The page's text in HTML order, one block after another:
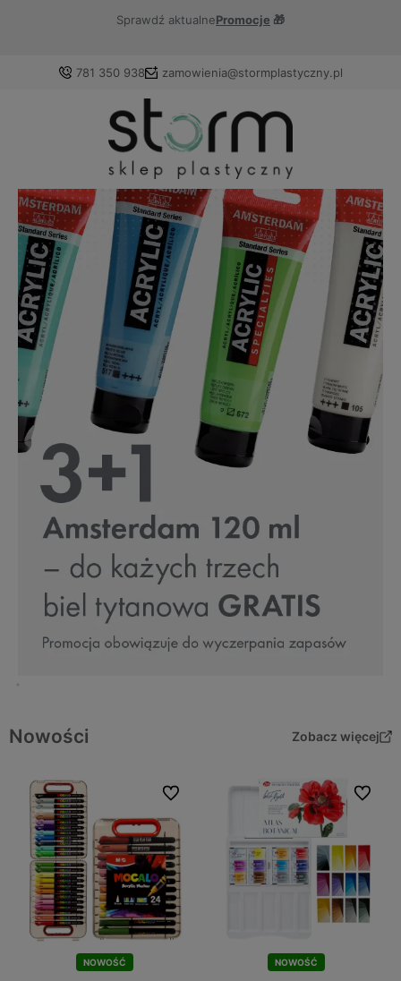
Sprawdź aktualnePromocje 🎁
781 350 938 zamowienia@stormplastyczny.pl
Zaloguj się
Załóż konto
Wybierz coś dla siebie z naszej aktualnej oferty lub
zaloguj się, aby przywrócić dodane produkty do listy z
poprzedniej sesji.
Nowości Zobacz więcej
NOWOŚĆ
Do ulubionych
NOWOŚĆ
Do